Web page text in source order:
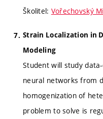
Školitel: Vořechovský
Strain Localization in
Modeling
Student will study
neural networks from
homogenization of
problem to solve is